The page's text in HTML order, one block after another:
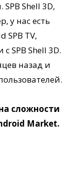
Shell 3D,
у нас есть
SPB TV,
SPB Shell 3D.
назад и
сложности
Market.